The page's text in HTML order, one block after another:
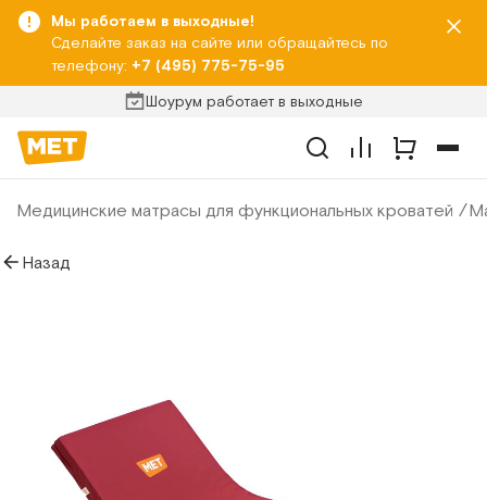
Мы работаем в выходные!
Сделайте заказ на сайте или обращайтесь по
телефону: +7 (495) 775-75-95
Шоурум работает в выходные
Медицинские матрасы для функциональных кроватей
Назад